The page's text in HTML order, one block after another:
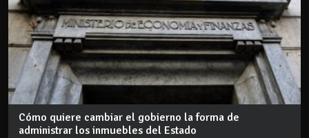
Cómo quiere cambiar el gobierno la forma de
administrar los inmuebles del Estado